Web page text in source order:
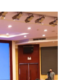
溯源中国
会展
悦读
上市公司